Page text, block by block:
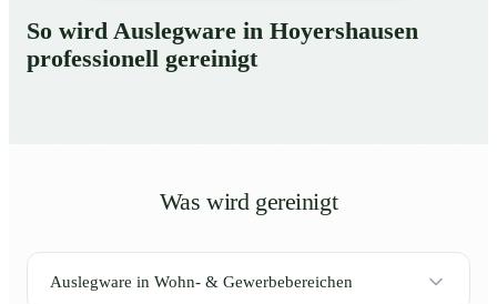
So wird Auslegware in Hoyershausen
professionell gereinigt
Was wird gereinigt
Auslegware in Wohn- & Gewerbebereichen